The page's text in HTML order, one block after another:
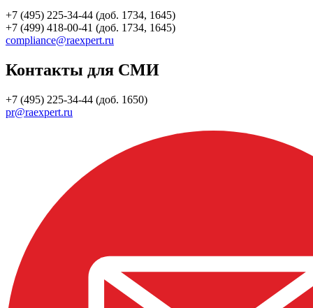
+7 (495) 225-34-44 (доб. 1734, 1645)
+7 (499) 418-00-41 (доб. 1734, 1645)
compliance@raexpert.ru
Контакты для СМИ
+7 (495) 225-34-44 (доб. 1650)
pr@raexpert.ru